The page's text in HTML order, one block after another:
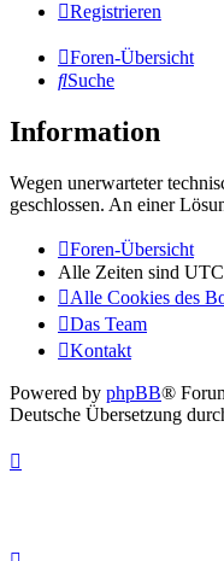
Registrieren
Foren-Übersicht
Suche
Information
Wegen unerwarteter
geschlossen. An einer
Foren-Übersicht
Alle Zeiten sind UTC
Alle Cookies des
Das Team
Kontakt
Powered by phpBB®
Deutsche Übersetzung